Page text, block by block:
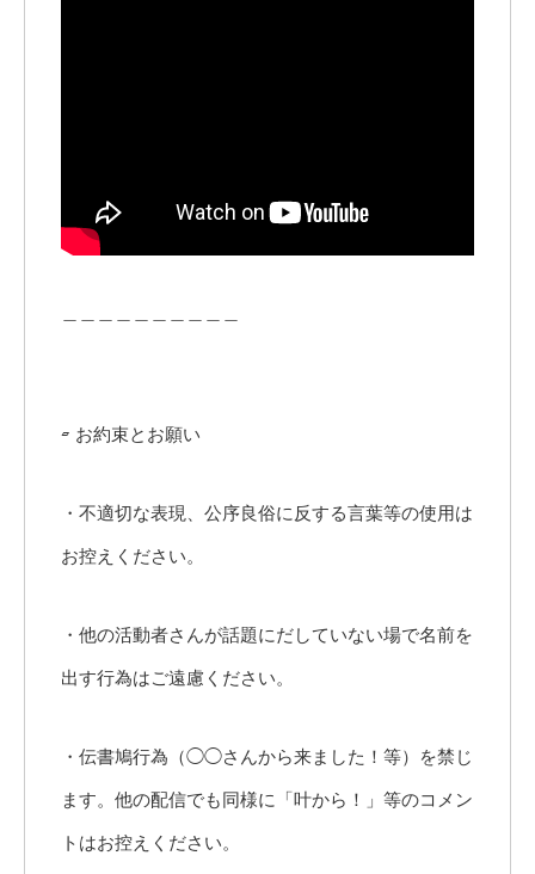
▱ お約束とお願い
・不適切な表現、公序良俗に反する言葉等の使用は
お控えください。
・他の活動者さんが話題にだしていない場で名前を
出す行為はご遠慮ください。
・伝書鳩行為（◯◯さんから来ました！等）を禁じ
ます。他の配信でも同様に「叶から！」等のコメン
トはお控えください。